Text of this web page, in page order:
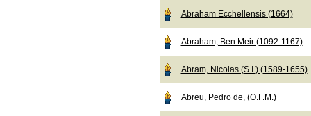
Abraham Ecchellensis (1664)
Abraham, Ben Meir (1092-1167)
Abram, Nicolas (S.I.) (1589-1655)
Abreu, Pedro de, (O.F.M.)